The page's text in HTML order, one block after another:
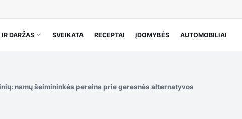
DARŽAS SVEIKATA RECEPTAI ĮDOMYBĖS AUTOMOBILIAI
namų šeimininkės pereina prie geresnės alternatyvos